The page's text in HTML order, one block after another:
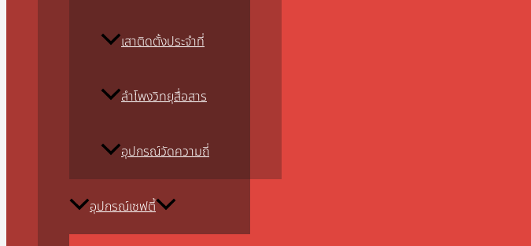
เสาติดตั้งประจำที่
ลำโพงวิทยุสื่อสาร
อุปกรณ์วัดความถี่
อุปกรณ์เซฟตี้